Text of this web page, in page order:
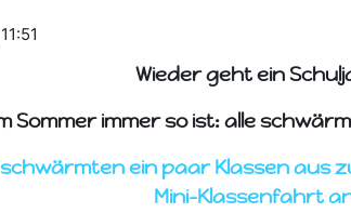
Wieder geht ein
Sommer immer so ist: alle
ein paar Klassen aus
Mini-Klassenfahrt